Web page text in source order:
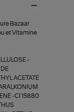
Bazaar
et Vitamine
-
ACETATE
-CI 15880